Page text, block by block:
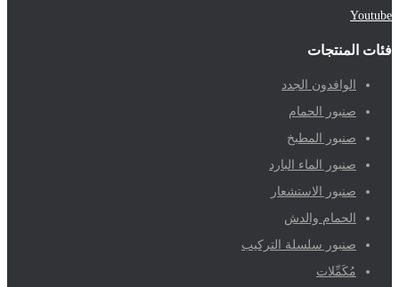
Youtube
فئات المنتجات
الوافدون الجدد
صنبور الحمام
صنبور المطبخ
صنبور الماء البارد
صنبور الاستشعار
الحمام والدش
صنبور سلسلة التركيب
مُكَمِّلات